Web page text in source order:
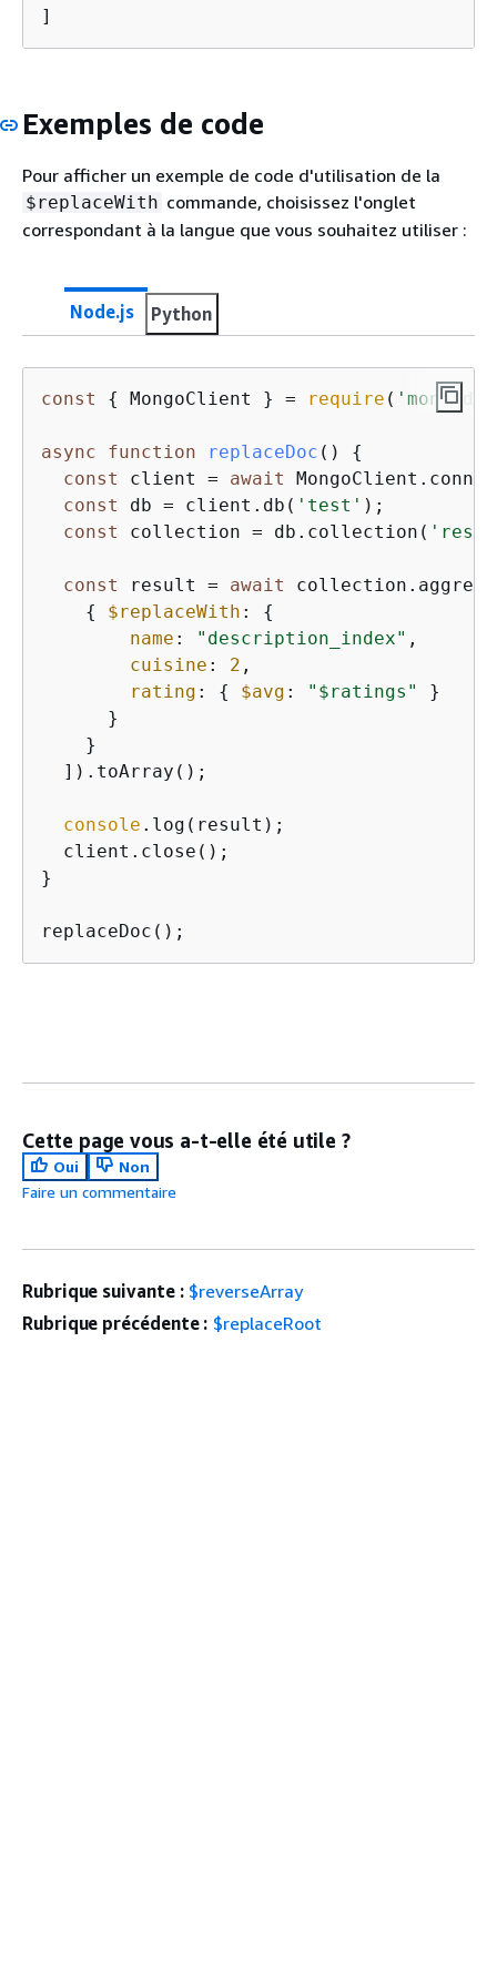
]
Exemples de code
Pour afficher un exemple de code d'utilisation de la
$replaceWith commande, choisissez l'onglet
correspondant à la langue que vous souhaitez utiliser :
Node.js Python
const { MongoClient } = require ( 'mongodb'
async function replaceDoc ( ) {
const
client = await
const
db = client.db( 'test' );
const
collection = db.collection(
const result = await
{
$replaceWith : {
name : "description_index" ,
cuisine : 2 ,
rating : { $avg : "$ratings"
}
      }
    }
  ]).toArray();
console .log(result);
  client.close();
}
replaceDoc();
Cette page vous a-t-elle été utile ?
Oui
Non
Faire un commentaire
Rubrique suivante : $reverseArray
Rubrique précédente : $replaceRoot